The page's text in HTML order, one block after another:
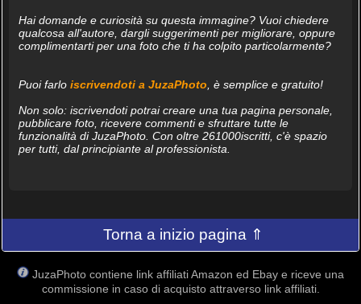
Hai domande e curiosità su questa immagine? Vuoi chiedere
qualcosa all'autore, dargli suggerimenti per migliorare, oppure
complimentarti per una foto che ti ha colpito particolarmente?
Puoi farlo iscrivendoti a JuzaPhoto , è semplice e gratuito!
Non solo: iscrivendoti potrai creare una tua pagina personale,
pubblicare foto, ricevere commenti e sfruttare tutte le
funzionalità di JuzaPhoto. Con oltre 261000iscritti, c'è spazio
per tutti, dal principiante al professionista.
Torna a inizio pagina ⇑
JuzaPhoto contiene link affiliati Amazon ed Ebay e riceve una
commissione in caso di acquisto attraverso link affiliati.